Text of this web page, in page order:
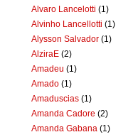
Alvaro Lancelotti (1)
Alvinho Lancellotti (1)
Alysson Salvador (1)
AlziraE (2)
Amadeu (1)
Amado (1)
Amaduscias (1)
Amanda Cadore (2)
Amanda Gabana (1)